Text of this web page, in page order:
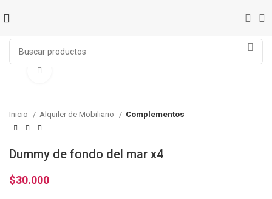
Inicio Alquiler de Mobiliario Complementos
Dummy de fondo del mar x4
$30.000